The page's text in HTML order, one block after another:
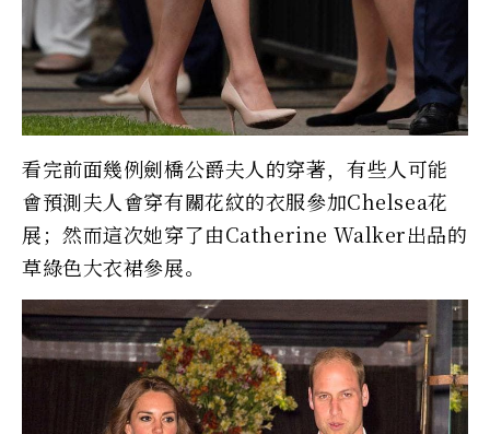
看完前面幾例劍橋公爵夫人的穿著，有些人可能
會預測夫人會穿有關花紋的衣服參加Chelsea花
展；然而這次她穿了由Catherine Walker出品的
草綠色大衣裙參展。